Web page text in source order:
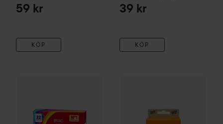
59 kr
KÖP
39 kr
KÖP